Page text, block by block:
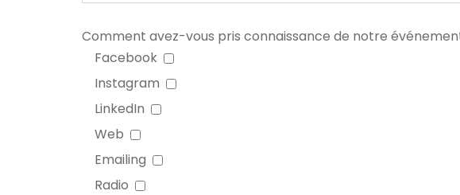
Comment avez-vous pris connaissance de notre
Facebook
Instagram
LinkedIn
Web
Emailing
Radio